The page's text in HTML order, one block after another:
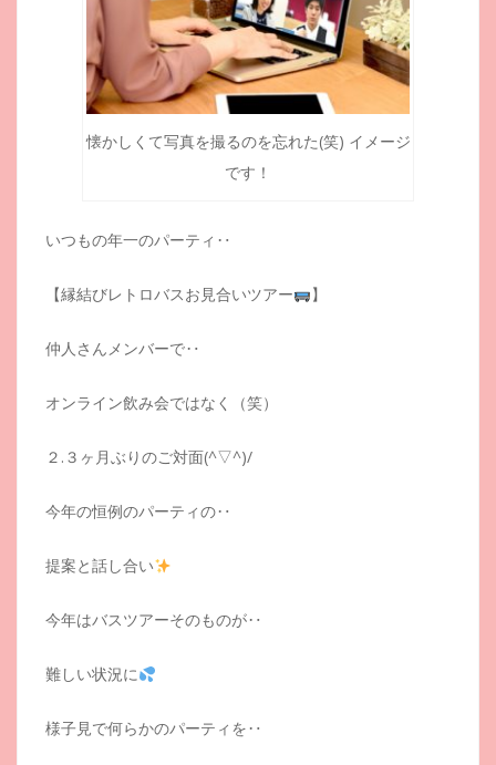
懐かしくて写真を撮るのを忘れた(笑) イメージ
です！
いつもの年一のパーティ‥
【縁結びレトロバスお見合いツアー 】
仲人さんメンバーで‥
オンライン飲み会ではなく（笑）
２.３ヶ月ぶりのご対面(^▽^)/
今年の恒例のパーティの‥
提案と話し合い
今年はバスツアーそのものが‥
難しい状況に
様子見で何らかのパーティを‥